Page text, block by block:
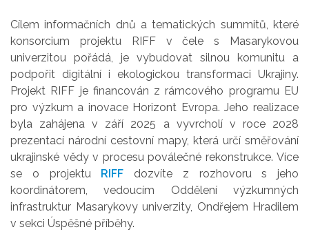
Cílem informačních dnů a tematických summitů, které
konsorcium projektu RIFF v čele s Masarykovou
univerzitou pořádá, je vybudovat silnou komunitu a
podpořit digitální i ekologickou transformaci Ukrajiny.
Projekt RIFF je financován z rámcového programu EU
pro výzkum a inovace Horizont Evropa. Jeho realizace
byla zahájena v září 2025 a vyvrcholí v roce 2028
prezentací národní cestovní mapy, která určí směřování
ukrajinské vědy v procesu poválečné rekonstrukce. Více
se o projektu RIFF dozvíte z rozhovoru s jeho
koordinátorem, vedoucím Oddělení výzkumných
infrastruktur Masarykovy univerzity, Ondřejem Hradilem
v sekci Úspěšné příběhy.